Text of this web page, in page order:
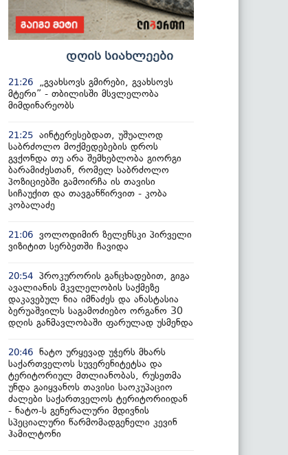
დღის სიახლეები
21:26
„გვახსოვს გმირები, გვახსოვს
მტერი” - თბილისში მსვლელობა
მიმდინარეობს
21:25 აინტერესებდათ, უშუალოდ
საბრძოლო მოქმედებების დროს
გვქონდა თუ არა შემხებლობა გიორგი
ბარამიძესთან, რომელ საბრძოლო
პოზიციებში გამოირჩა ის თავისი
სიჩაუქით და თავგანწირვით - კობა
კობალაძე
21:06 ვოლოდიმირ ზელენსკი პირველი
ვიზიტით სერბეთში ჩავიდა
20:54 პროკურორის განცხადებით, გიგა
ავალიანის მკვლელობის საქმეზე
დაკავებულ ნია იმნაძეს და ანასტასია
ბერუაშვილს საგამოძიებო ორგანო 30
დღის განმავლობაში ფარულად უსმენდა
20:46 ნატო ურყევად უჭერს მხარს
საქართველოს სუვერენიტეტსა და
ტერიტორიულ მთლიანობას, რუსეთმა
უნდა გაიყვანოს თავისი საოკუპაციო
ძალები საქართველოს ტერიტორიიდან
- ნატო-ს გენერალური მდივნის
სპეციალური წარმომადგენელი კევინ
ჰამილტონი